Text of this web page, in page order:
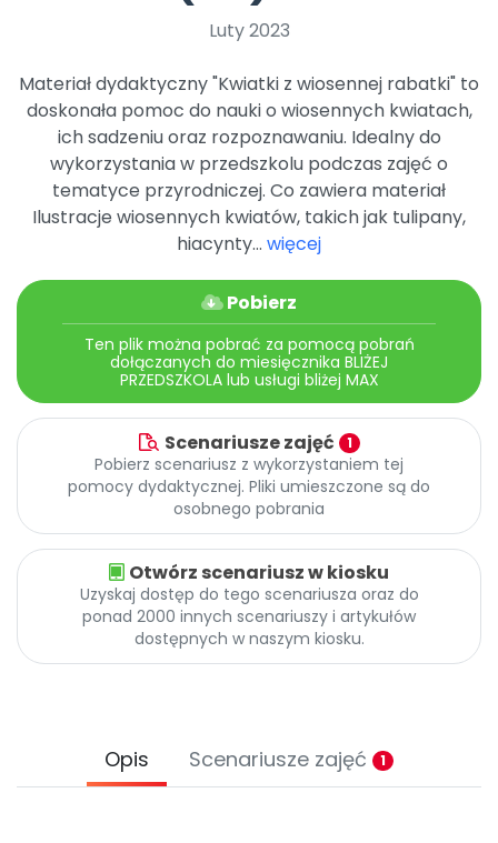
Luty 2023
Materiał dydaktyczny "Kwiatki z wiosennej rabatki" to
doskonała pomoc do nauki o wiosennych kwiatach,
ich sadzeniu oraz rozpoznawaniu. Idealny do
wykorzystania w przedszkolu podczas zajęć o
tematyce przyrodniczej. Co zawiera materiał
Ilustracje wiosennych kwiatów, takich jak tulipany,
hiacynty... więcej
Pobierz
Ten plik można pobrać za pomocą pobrań
dołączanych do miesięcznika BLIŻEJ
PRZEDSZKOLA lub usługi bliżej MAX
Scenariusze zajęć 1
Pobierz scenariusz z wykorzystaniem tej
pomocy dydaktycznej. Pliki umieszczone są do
osobnego pobrania
Otwórz scenariusz w kiosku
Uzyskaj dostęp do tego scenariusza oraz do
ponad 2000 innych scenariuszy i artykułów
dostępnych w naszym kiosku.
Opis Scenariusze zajęć 1